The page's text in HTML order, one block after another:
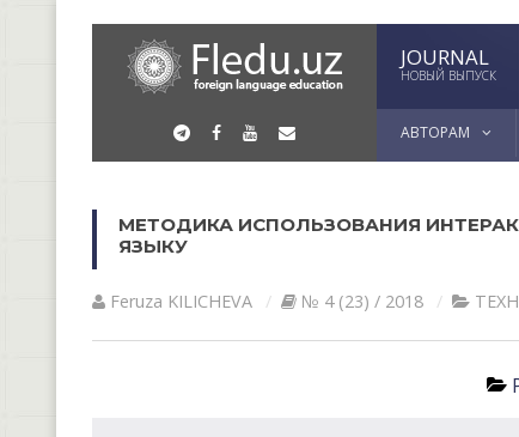
JOURNAL
НОВЫЙ ВЫПУСК
АВТОРАМ
МЕТОДИКА ИСПОЛЬЗОВАНИЯ
ЯЗЫКУ
Feruza KILICHEVА № 4 (23) / 2018